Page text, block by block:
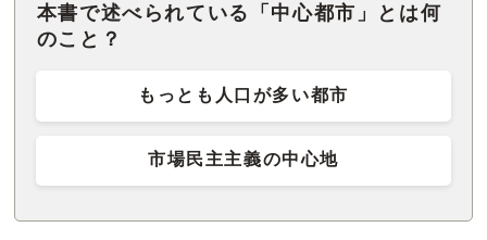
本書で述べられている「中心都市」とは何
のこと？
もっとも人口が多い都市
市場民主主義の中心地